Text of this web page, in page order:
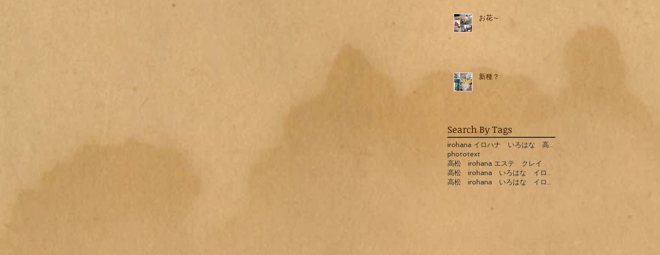
お花～
新種？
Search By Tags
phototext
高松 irohana エステ クレイ